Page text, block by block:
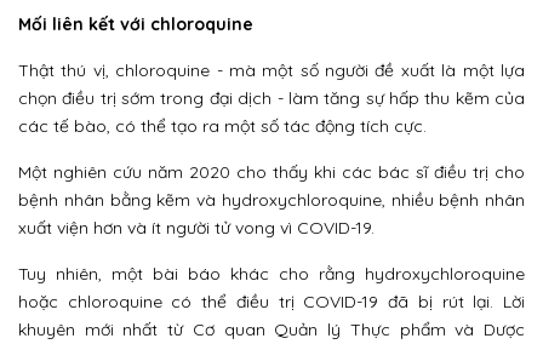
Mối liên kết với chloroquine
Thật thú vị, chloroquine - mà một số người đề xuất là một lựa
chọn điều trị sớm trong đại dịch - làm tăng sự hấp thu kẽm của
các tế bào, có thể tạo ra một số tác động tích cực.
Một nghiên cứu năm 2020 cho thấy khi các bác sĩ điều trị cho
bệnh nhân bằng kẽm và hydroxychloroquine, nhiều bệnh nhân
xuất viện hơn và ít người tử vong vì COVID-19.
Tuy nhiên, một bài báo khác cho rằng hydroxychloroquine
hoặc chloroquine có thể điều trị COVID-19 đã bị rút lại. Lời
khuyên mới nhất từ Cơ quan Quản lý Thực phẩm và Dược